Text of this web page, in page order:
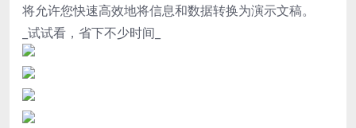
将允许您快速高效地将信息和数据转换为演示文稿。
_试试看，省下不少时间_